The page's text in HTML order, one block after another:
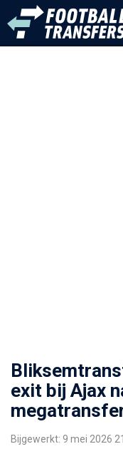
exit bij Ajax
Bijgewerkt: 9 mei 2026